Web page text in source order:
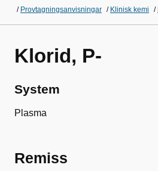
/ Provtagningsanvisningar / Klinisk kemi /
Klorid, P-
System
Plasma
Remiss